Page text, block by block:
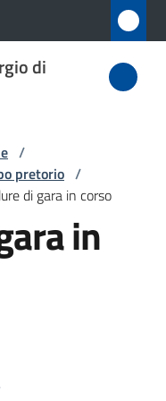
di
/
pretorio /
di gara in corso
in